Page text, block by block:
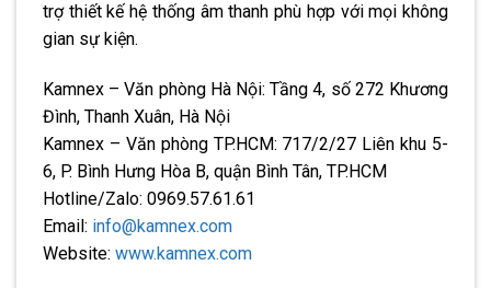
trợ thiết kế hệ thống âm thanh phù hợp với mọi không
gian sự kiện.
Kamnex – Văn phòng Hà Nội: Tầng 4, số 272 Khương
Đình, Thanh Xuân, Hà Nội
Kamnex – Văn phòng TP.HCM: 717/2/27 Liên khu 5-
6, P. Bình Hưng Hòa B, quận Bình Tân, TP.HCM
Hotline/Zalo: 0969.57.61.61
Email: info@kamnex.com
Website: www.kamnex.com